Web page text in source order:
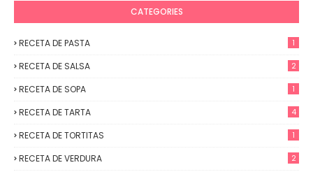
CATEGORIES
RECETA DE PASTA 1
RECETA DE SALSA 2
RECETA DE SOPA 1
RECETA DE TARTA 4
RECETA DE TORTITAS 1
RECETA DE VERDURA 2